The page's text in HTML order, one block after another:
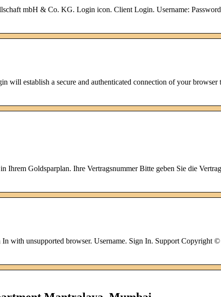
mbH & Co. KG. Login icon. Client Login. Username:
will establish a secure and authenticated connection of your
Goldsparplan. Ihre Vertragsnummer Bitte geben Sie die
with unsupported browser. Username. Sign In. Support Copyright